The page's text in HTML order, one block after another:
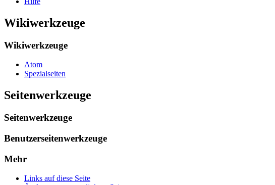
Wikiwerkzeuge
Wikiwerkzeuge
Atom
Spezialseiten
Seitenwerkzeuge
Seitenwerkzeuge
Benutzerseitenwerkzeuge
Mehr
Links auf diese Seite